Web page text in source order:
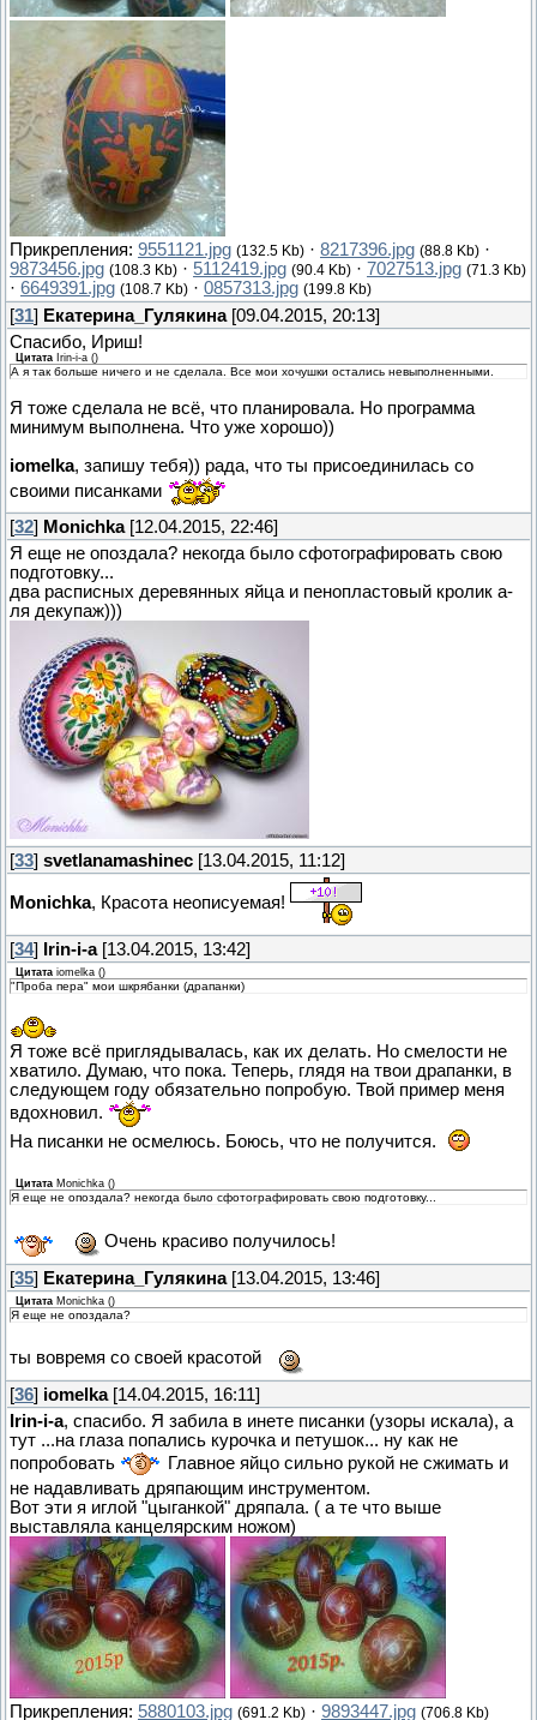
Прикрепления: 9551121.jpg (132.5 Kb) · 8217396.jpg (88.8 Kb) ·
9873456.jpg (108.3 Kb) · 5112419.jpg (90.4 Kb) · 7027513.jpg (71.3 Kb)
· 6649391.jpg (108.7 Kb) · 0857313.jpg (199.8 Kb)
[31] Екатерина_Гулякина[09.04.2015, 20:13]
Спасибо, Ириш!
Цитата Irin-i-a ()
А я так больше ничего и не сделала. Все мои хочушки остались невыполненными.
Я тоже сделала не всё, что планировала. Но программа
минимум выполнена. Что уже хорошо))
iomelka, запишу тебя)) рада, что ты присоединилась со
своими писанками
[32] Monichka[12.04.2015, 22:46]
Я еще не опоздала? некогда было сфотографировать свою
подготовку...
два расписных деревянных яйца и пенопластовый кролик а-
ля декупаж)))
[33] svetlanamashinec [13.04.2015, 11:12]
Monichka, Красота неописуемая!
[34] Irin-i-a[13.04.2015, 13:42]
Цитата iomelka ()
"Проба пера" мои шкрябанки (драпанки)
Я тоже всё приглядывалась, как их делать. Но смелости не
хватило. Думаю, что пока. Теперь, глядя на твои драпанки, в
следующем году обязательно попробую. Твой пример меня
вдохновил.
На писанки не осмелюсь. Боюсь, что не получится.
Цитата Monichka ()
Я еще не опоздала? некогда было сфотографировать свою подготовку...
Очень красиво получилось!
[35] Екатерина_Гулякина[13.04.2015, 13:46]
Цитата Monichka ()
Я еще не опоздала?
ты вовремя со своей красотой
[36] iomelka[14.04.2015, 16:11]
Irin-i-a, спасибо. Я забила в инете писанки (узоры искала), а
тут ...на глаза попались курочка и петушок... ну как не
попробовать
Главное яйцо сильно рукой не сжимать и
не надавливать дряпающим инструментом.
Вот эти я иглой "цыганкой" дряпала. ( а те что выше
выставляла канцелярским ножом)
Прикрепления: 5880103.jpg (691.2 Kb) · 9893447.jpg (706.8 Kb)